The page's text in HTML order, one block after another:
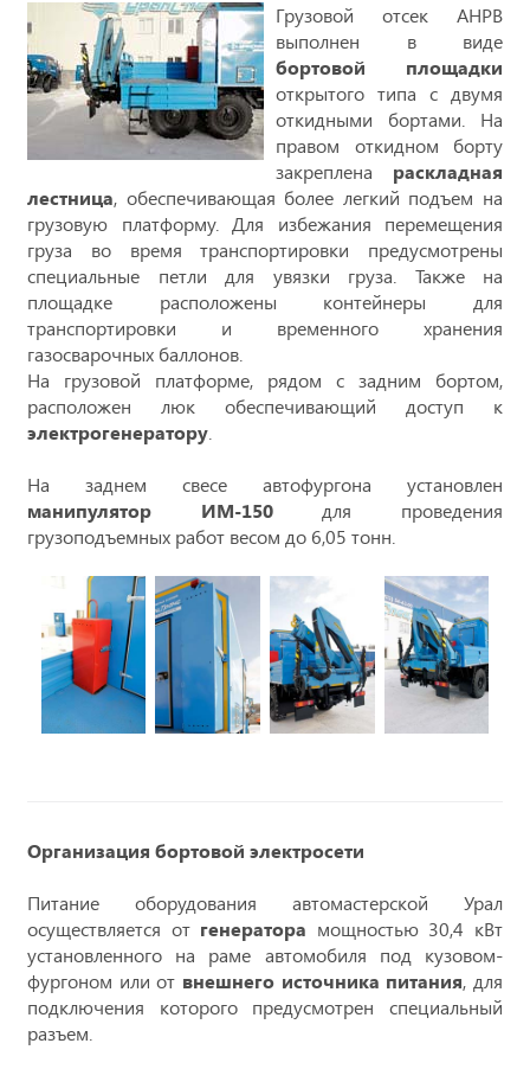
Грузовой отсек АНРВ
выполнен в виде
бортовой площадки
открытого типа с двумя
откидными бортами. На
правом откидном борту
закреплена раскладная
лестница, обеспечивающая более легкий подъем на
грузовую платформу. Для избежания перемещения
груза во время транспортировки предусмотрены
специальные петли для увязки груза. Также на
площадке расположены контейнеры для
транспортировки и временного хранения
газосварочных баллонов.
На грузовой платформе, рядом с задним бортом,
расположен люк обеспечивающий доступ к
электрогенератору
На заднем свесе автофургона установлен
манипулятор ИМ-150для проведения
грузоподъемных работ весом до 6,05 тонн.
Организация бортовой электросети
Питание оборудования автомастерской Урал
осуществляется от генератора мощностью 30,4 кВт
установленного на раме автомобиля под кузовом-
фургоном или от внешнего источника питания, для
подключения которого предусмотрен специальный
разъем.